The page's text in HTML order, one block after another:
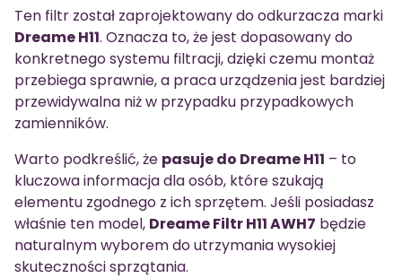
Ten filtr został zaprojektowany do odkurzacza marki
Dreame H11. Oznacza to, że jest dopasowany do
konkretnego systemu filtracji, dzięki czemu montaż
przebiega sprawnie, a praca urządzenia jest bardziej
przewidywalna niż w przypadku przypadkowych
zamienników.
Warto podkreślić, że pasuje do Dreame H11 – to
kluczowa informacja dla osób, które szukają
elementu zgodnego z ich sprzętem. Jeśli posiadasz
właśnie ten model, Dreame Filtr H11 AWH7 będzie
naturalnym wyborem do utrzymania wysokiej
skuteczności sprzątania.